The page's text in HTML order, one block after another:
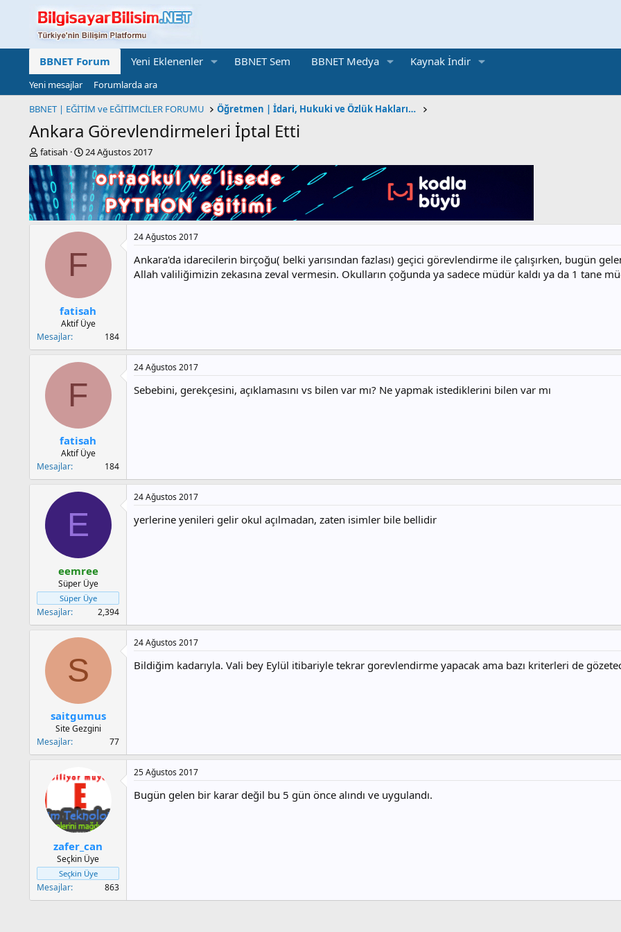
BBNET Forum Yeni Eklenenler BBNET Sem BBNET Medya Kaynak İndir
Yeni mesajlar
Forumlarda ara
BBNET | EĞİTİM ve EĞİTİMCİLER FORUMU
Öğretmen | İdari, Hukuki ve Özlük Hakları Konuları
Ankara Görevlendirmeleri İptal Etti
K
o
n
b
u
y
fatisah
B
a
ş
l
a
n
ç
t
i
h
i
24 Ağustos 2017
F
fatisah
Aktif Üye
Mesajlar
184
24 Ağustos 2017
Ankara'da idarecilerin birçoğu( belki yarısından fazlası) geçici görevlendirme ile çalışırken, bugün
Allah valiliğimizin zekasına zeval vermesin. Okulların çoğunda ya sadece müdür kaldı ya da 1 tane
F
fatisah
Aktif Üye
Mesajlar
184
24 Ağustos 2017
Sebebini, gerekçesini, açıklamasını vs bilen var mı? Ne yapmak istediklerini bilen var mı
E
eemree
Süper Üye
Süper Üye
Mesajlar 2,394
24 Ağustos 2017
yerlerine yenileri gelir okul açılmadan, zaten isimler bile bellidir
S
saitgumus
Site Gezgini
Mesajlar
77
24 Ağustos 2017
Bildiğim kadarıyla. Vali bey Eylül itibariyle tekrar gorevlendirme yapacak ama bazı kriterleri de
zafer_can
Seçkin Üye
Seçkin Üye
Mesajlar 863
25 Ağustos 2017
Bugün gelen bir karar değil bu 5 gün önce alındı ve uygulandı.